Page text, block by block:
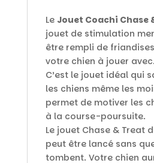
Le Jouet Coachi Chase
jouet de stimulation
être rempli de
votre chien à jouer avec.
C’est le jouet idéal qui
les chiens même les
permet de motiver les
à la course-poursuite.
Le jouet Chase & Treat
peut être lancé sans
tombent. Votre chien